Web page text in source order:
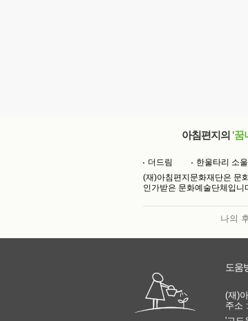
아침편지의 '꿈
더드림
한울타리 소
(재)아침편지문화재단은 문
인가받은 문화예술단체입니
나의
도움
(재)
주소